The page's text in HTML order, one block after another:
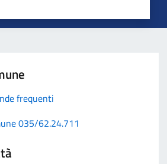
frequenti
035/62.24.711